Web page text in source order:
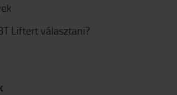
Liftert választani?